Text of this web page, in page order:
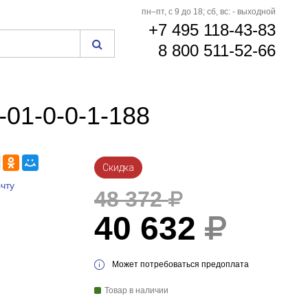
пн–пт, с 9 до 18; сб, вс: - выходной
+7 495 118-43-83
8 800 511-52-66
0-0-1-188
Скидка
48 372
40 632
Может потребоваться предоплата
Товар в наличии